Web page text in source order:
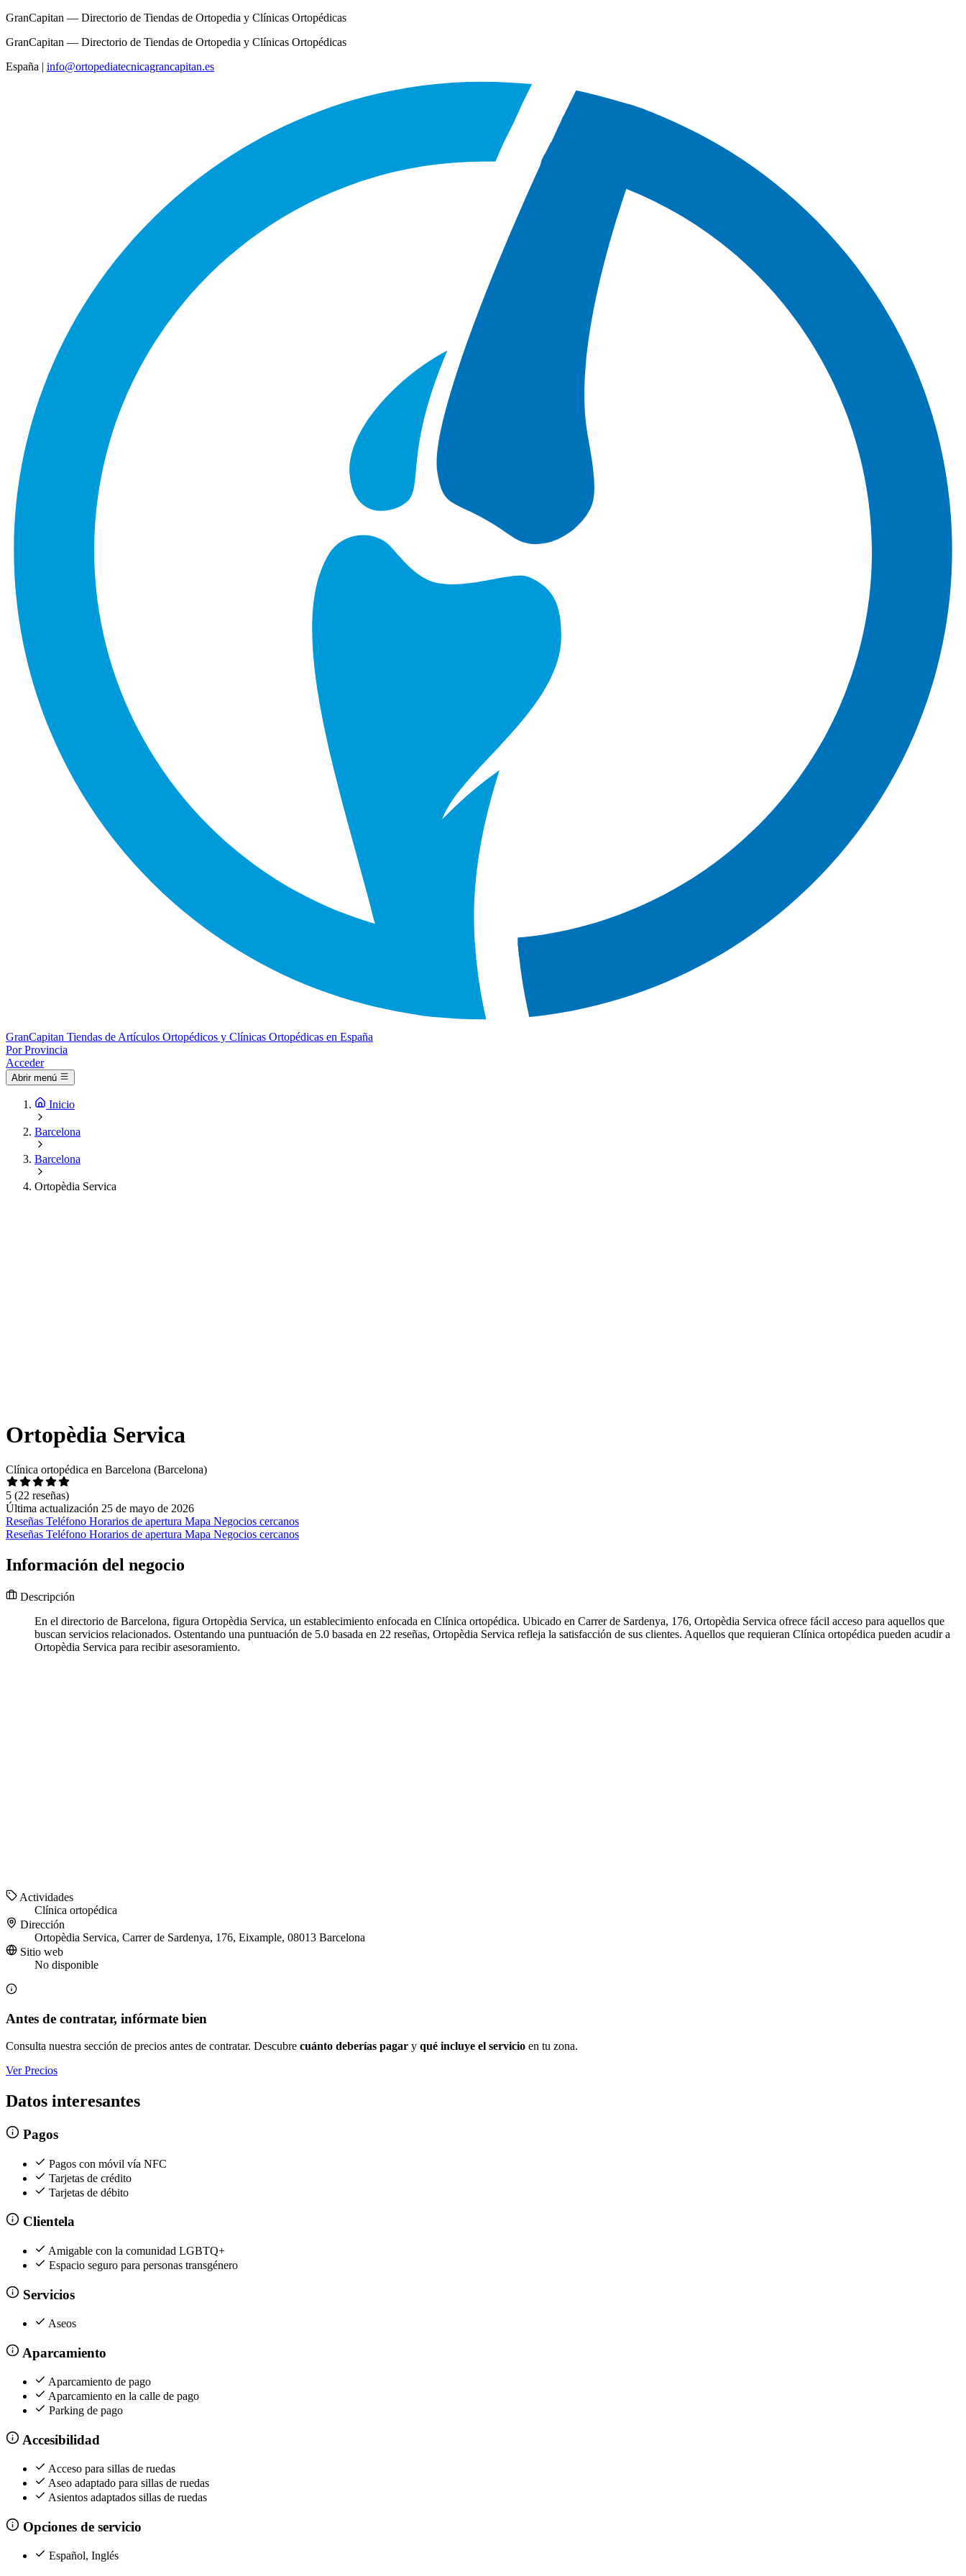
GranCapitan — Directorio de Tiendas de Ortopedia y Clínicas Ortopédicas
GranCapitan — Directorio de Tiendas de Ortopedia y Clínicas Ortopédicas
España | info@ortopediatecnicagrancapitan.es
GranCapitan Tiendas de Artículos Ortopédicos y Clínicas Ortopédicas en España
Por Provincia
Acceder
Abrir menú
Inicio
Barcelona
Barcelona
Ortopèdia Servica
Ortopèdia Servica
Clínica ortopédica en Barcelona (Barcelona)
5 (22 reseñas)
Última actualización 25 de mayo de 2026
Reseñas Teléfono Horarios de apertura Mapa Negocios cercanos
Reseñas Teléfono Horarios de apertura Mapa Negocios cercanos
Información del negocio
Descripción
En el directorio de Barcelona, figura Ortopèdia Servica, un establecimiento enfocada en Clínica ortopédica. Ubicado en Carrer de Sardenya, 176, Ortopèdia Servica ofrece fácil acceso para aquellos que
buscan servicios relacionados. Ostentando una puntuación de 5.0 basada en 22 reseñas, Ortopèdia Servica refleja la satisfacción de sus clientes. Aquellos que requieran Clínica ortopédica pueden acudir a
Ortopèdia Servica para recibir asesoramiento.
Actividades
Clínica ortopédica
Dirección
Ortopèdia Servica, Carrer de Sardenya, 176, Eixample, 08013 Barcelona
Sitio web
No disponible
Antes de contratar, infórmate bien
Consulta nuestra sección de precios antes de contratar. Descubre cuánto deberías pagar y qué incluye el servicio en tu zona.
Ver Precios
Datos interesantes
Pagos
Pagos con móvil vía NFC
Tarjetas de crédito
Tarjetas de débito
Clientela
Amigable con la comunidad LGBTQ+
Espacio seguro para personas transgénero
Servicios
Aseos
Aparcamiento
Aparcamiento de pago
Aparcamiento en la calle de pago
Parking de pago
Accesibilidad
Acceso para sillas de ruedas
Aseo adaptado para sillas de ruedas
Asientos adaptados sillas de ruedas
Opciones de servicio
Español, Inglés